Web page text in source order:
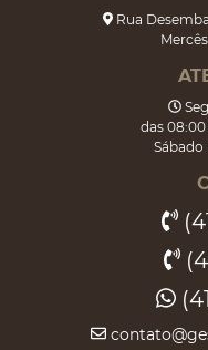
Rua
das 08:00